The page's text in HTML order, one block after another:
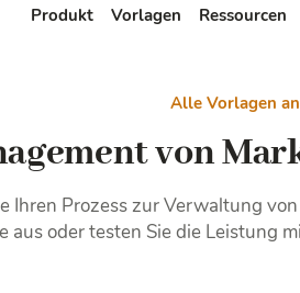
Produkt Vorlagen Ressourcen
Alle Vorlagen
von
Ihren Prozess zur Verwaltung
aus oder testen Sie die Leistung